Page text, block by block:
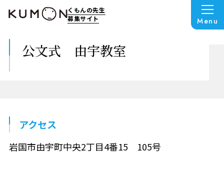
くもんの先生
募集サイト
Menu
公文式 由宇教室
アクセス
岩国市由宇町中央2丁目4番15 105号